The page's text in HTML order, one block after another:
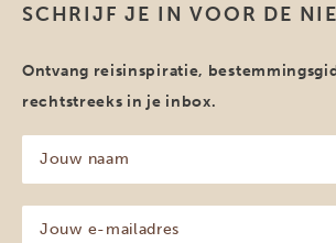
SCHRIJF JE IN VOOR DE
Ontvang reisinspiratie,
rechtstreeks in je inbox.
naam
(Vereist)